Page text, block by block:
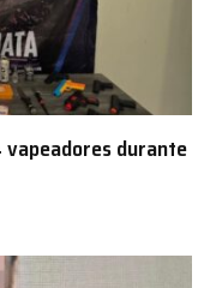
vapeadores durante